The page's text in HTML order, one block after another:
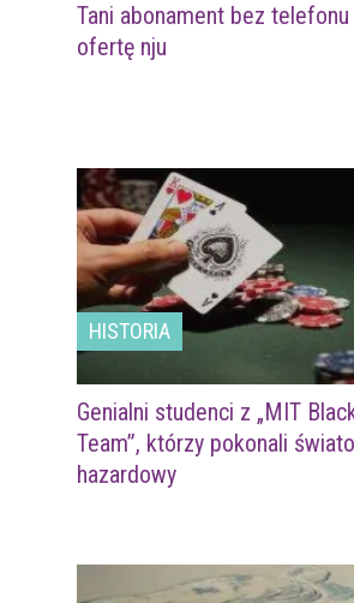
Tani abonament bez
ofertę nju
HISTORIA
Genialni studenci z „MIT
Team”, którzy pokonali
hazardowy